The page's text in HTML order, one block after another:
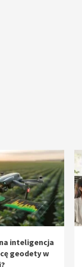
inteligencja
geodety w